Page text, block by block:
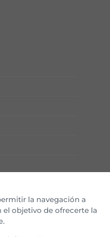
la navegación a
el objetivo de ofrecerte la